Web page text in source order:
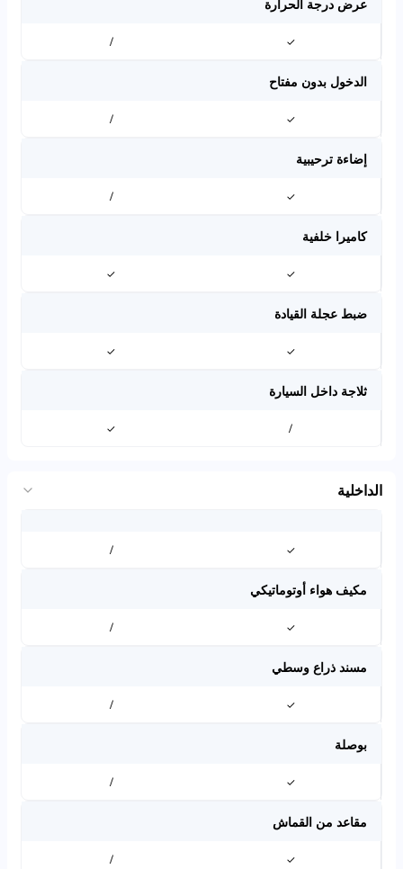
✓
/
الدخول بدون مفتاح
✓
/
إضاءة ترحيبية
✓
/
كاميرا خلفية
✓
✓
ضبط عجلة القيادة
✓
✓
ثلاجة داخل السيارة
/
✓
الداخلية
✓
/
مكيف هواء أوتوماتيكي
✓
/
مسند ذراع وسطي
✓
/
بوصلة
✓
/
مقاعد من القماش
✓
/